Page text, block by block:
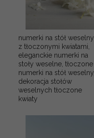
numerki na stół weselny
z tłoczonymi kwiatami,
eleganckie numerki na
stoły weselne, tłoczone
numerki na stół weselny,
dekoracja stołów
weselnych tłoczone
kwiaty